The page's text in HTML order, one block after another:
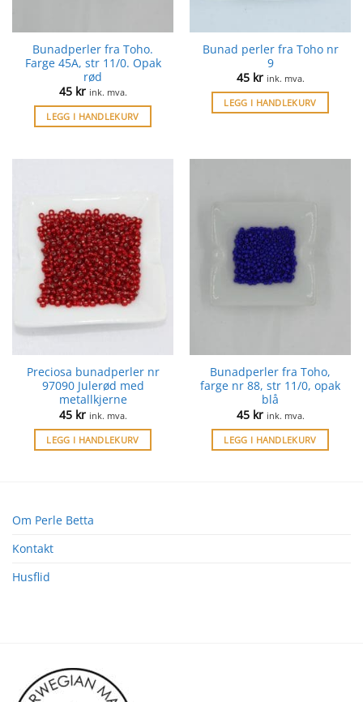
Bunadperler fra Toho.
Farge 45A, str 11/0. Opak
rød
45 kr ink. mva.
LEGG I HANDLEKURV
Bunad perler fra Toho nr
9
45 kr ink. mva.
LEGG I HANDLEKURV
Preciosa bunadperler nr
97090 Julerød med
metallkjerne
45 kr ink. mva.
LEGG I HANDLEKURV
Bunadperler fra Toho,
farge nr 88, str 11/0, opak
blå
45 kr ink. mva.
LEGG I HANDLEKURV
Om Perle Betta
Kontakt
Husflid